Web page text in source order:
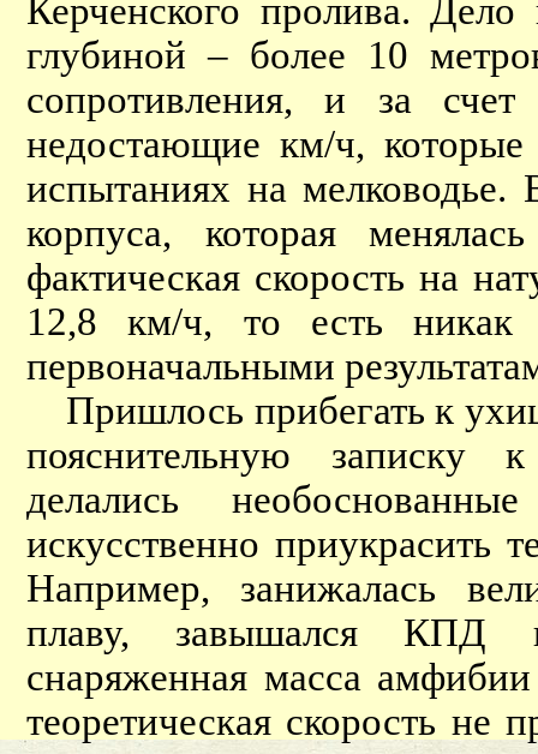
Керченского пролива.
глубиной – более 10
сопротивления, и за
недостающие км/ч,
испытаниях на
корпуса, которая
фактическая скорость на
12,8 км/ч, то есть
первоначальными
Пришлось прибегать к
пояснительную записку
делались
искусственно приукрасить
Например, занижалась
плаву, завышался КПД
снаряженная масса
теоретическая скорость не